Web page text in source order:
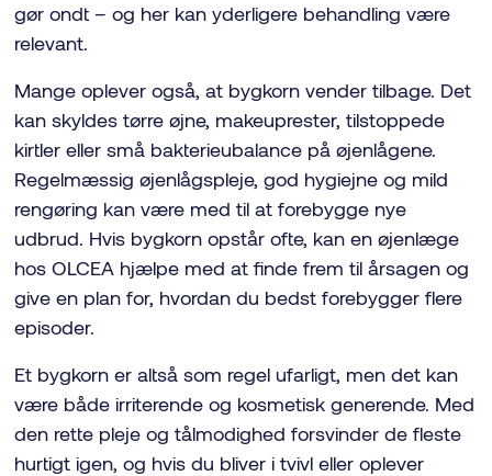
gør ondt – og her kan yderligere behandling være
relevant.
Mange oplever også, at bygkorn vender tilbage. Det
kan skyldes tørre øjne, makeuprester, tilstoppede
kirtler eller små bakterieubalance på øjenlågene.
Regelmæssig øjenlågspleje, god hygiejne og mild
rengøring kan være med til at forebygge nye
udbrud. Hvis bygkorn opstår ofte, kan en øjenlæge
hos OLCEA hjælpe med at finde frem til årsagen og
give en plan for, hvordan du bedst forebygger flere
episoder.
Et bygkorn er altså som regel ufarligt, men det kan
være både irriterende og kosmetisk generende. Med
den rette pleje og tålmodighed forsvinder de fleste
hurtigt igen, og hvis du bliver i tvivl eller oplever